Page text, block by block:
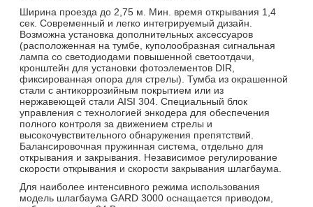
Ширина проезда до 2,75 м. Мин. время открывания 1,4
сек. Современный и легко интегрируемый дизайн.
Возможна установка дополнительных аксессуаров
(расположенная на тумбе, куполообразная сигнальная
лампа со светодиодами повышенной светоотдачи,
кронштейн для установки фотоэлементов DIR,
фиксированная опора для стрелы). Тумба из окрашенной
стали с антикоррозийным покрытием или из
нержавеющей стали AISI 304. Специальный блок
управления с технологией энкодера для обеспечения
полного контроля за движением стрелы и
высокочувствительного обнаружения препятствий.
Балансировочная пружинная система, отдельно для
открывания и закрывания. Независимое регулирование
скорости открывания и скорости закрывания шлагбаума.
Для наиболее интенсивного режима использования
модель шлагбаума GARD 3000 оснащается приводом,